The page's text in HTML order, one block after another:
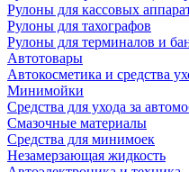
Рулоны для кассовых
Рулоны для тахографов
Рулоны для терминалов и
Автотовары
Автокосметика и средства
Минимойки
Средства для ухода за
Смазочные материалы
Средства для минимоек
Незамерзающая жидкость